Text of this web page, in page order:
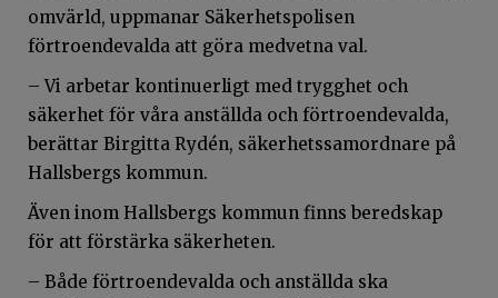
omvärld, uppmanar Säkerhetspolisen
förtroendevalda att göra medvetna val.
– Vi arbetar kontinuerligt med trygghet och
säkerhet för våra anställda och förtroendevalda,
berättar Birgitta Rydén, säkerhetssamordnare på
Hallsbergs kommun.
Även inom Hallsbergs kommun finns beredskap
för att förstärka säkerheten.
– Både förtroendevalda och anställda ska